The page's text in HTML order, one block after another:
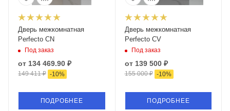
Дверь межкомнатная
Perfecto CN
Под заказ
от 134 469.90 ₽
149 411 ₽ -10%
ПОДРОБНЕЕ
Дверь межкомнатная
Perfecto CV
Под заказ
от 139 500 ₽
155 000 ₽ -10%
ПОДРОБНЕЕ